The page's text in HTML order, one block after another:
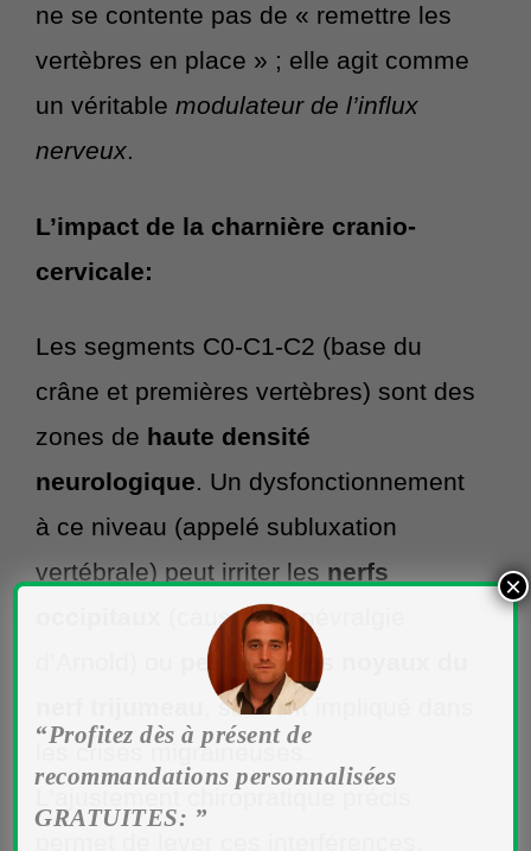
ne se contente pas de « remettre les
vertèbres en place » ; elle agit comme
un véritable modulateur de l’influx
nerveux.
L’impact de la charnière cranio-
cervicale:
Les segments C0-C1-C2 (base du
crâne et premières vertèbres) sont des
zones de haute densité
neurologique. Un dysfonctionnement
à ce niveau (appelé subluxation
vertébrale) peut irriter les nerfs
(causant la névralgie
perturber les noyaux du
, souvent impliqué dans
les crises migraineuses.
L’ajustement chiropratique précis
“Profitez dès à présent de
recommandations personnalisées
GRATUITES: ”
×